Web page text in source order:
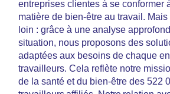
entreprises clientes à se conformer
matière de bien-être au travail.
loin : grâce à une analyse
situation, nous proposons des
adaptées aux besoins de chaque
travailleurs. Cela reflète notre
de la santé et du bien-être des 522